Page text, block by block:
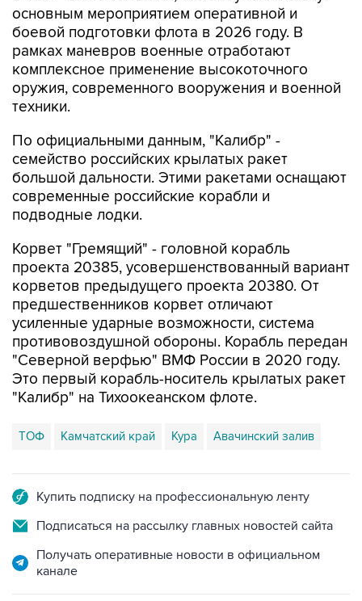
рамках маневров военные отработают
комплексное применение высокоточного
оружия, современного вооружения и военной
техники.
По официальными данным, "Калибр" -
большой дальности. Этими ракетами оснащают
современные российские корабли и
подводные лодки.
Корвет "Гремящий" - головной корабль
корветов предыдущего проекта 20380. От
предшественников корвет отличают
усиленные ударные возможности, система
противовоздушной обороны. Корабль передан
"Северной верфью" ВМФ России в 2020 году.
Это первый корабль-носитель крылатых ракет
"Калибр" на Тихоокеанском флоте.
ТОФ Камчатский край Кура Авачинский залив
Подписаться на рассылку главных новостей сайта
Получать оперативные новости в официальном